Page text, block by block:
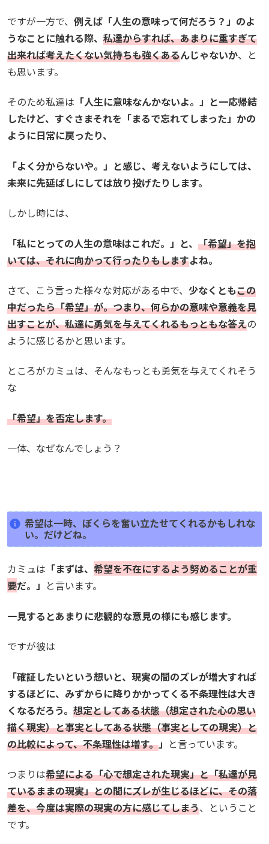
ですが一方で、 例えば「人生の意味って何だろう？」のよ
うなことに触れる際、 私達からすれば、あまりに重すぎて
出来れば考えたくない気持ちも強くあるんじゃないか、と
も思います。
そのため私達は 「人生に意味なんかないよ。」と一応帰結
したけど、すぐさまそれを「まるで忘れてしまった」かの
ように日常に戻ったり、
「よく分からないや。」と感じ、考えないようにしては、
未来に先延ばしにしては放り投げたりします。
しかし時には、
「私にとっての人生の意味はこれだ。」と、 「希望」を抱
いては、それに向かって行ったりもしますよね。
さて、こう言った様々な対応がある中で、 少なくともこの
中だったら「希望」が。つまり、何らかの意味や意義を見
出すことが、私達に勇気を与えてくれるもっともな答えの
ように感じるかと思います。
ところがカミュは、そんなもっとも勇気を与えてくれそう
な
「希望」を否定します。
一体、なぜなんでしょう？
希望は一時、ぼくらを奮い立たせてくれるかもしれな
い。だけどね。
カミュは 「まずは、 希望を不在にするよう努めることが重
要だ。」 と言います。
一見するとあまりに悲観的な意見の様にも感じます。
ですが彼は
「確証したいという想いと、現実の間のズレが増大すれば
するほどに、みずからに降りかかってくる不条理性は大き
くなるだろう。 想定としてある状態（想定された心の思い
描く現実）と事実としてある状態（事実としての現実）と
の比較によって、不条理性は増す。」 と言っています。
つまりは希望による「心で想定された現実」と「私達が見
ているままの現実」との間にズレが生じるほどに、その落
差を、今度は実際の現実の方に感じてしまう、ということ
です。